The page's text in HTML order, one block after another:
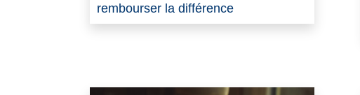
rembourser la différence